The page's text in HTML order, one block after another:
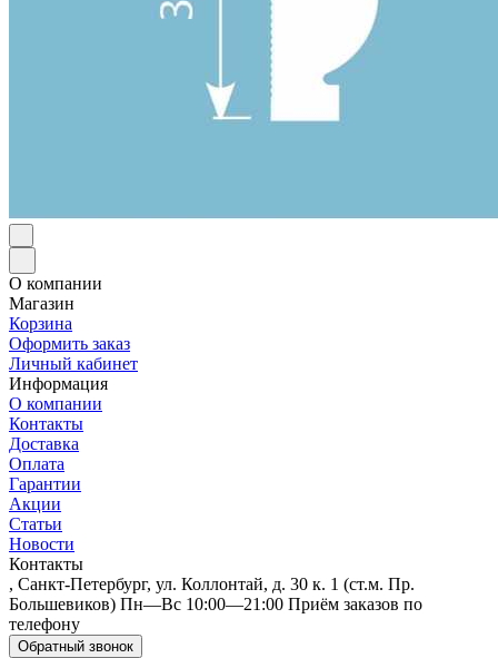
О компании
Магазин
Корзина
Оформить заказ
Личный кабинет
Информация
О компании
Контакты
Доставка
Оплата
Гарантии
Акции
Статьи
Новости
Контакты
, Санкт-Петербург, ул. Коллонтай, д. 30 к. 1 (ст.м. Пр.
Большевиков) Пн—Вс 10:00—21:00 Приём заказов по
телефону
Обратный звонок